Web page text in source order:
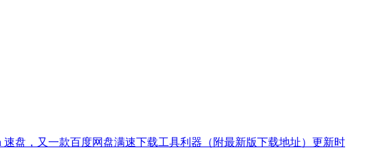
速盘，又一款百度网盘满速下载工具利器（附最新版下载地址）更新时